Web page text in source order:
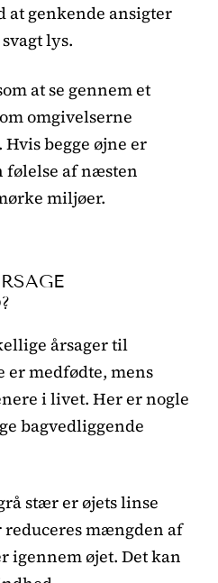
at genkende ansigter
lys.
at se gennem et
omgivelserne
begge øjne er
følelse af næsten
miljøer.
årsager til
medfødte, mens
i livet. Her er nogle
bagvedliggende
stær er øjets linse
mængden af
igennem øjet. Det kan